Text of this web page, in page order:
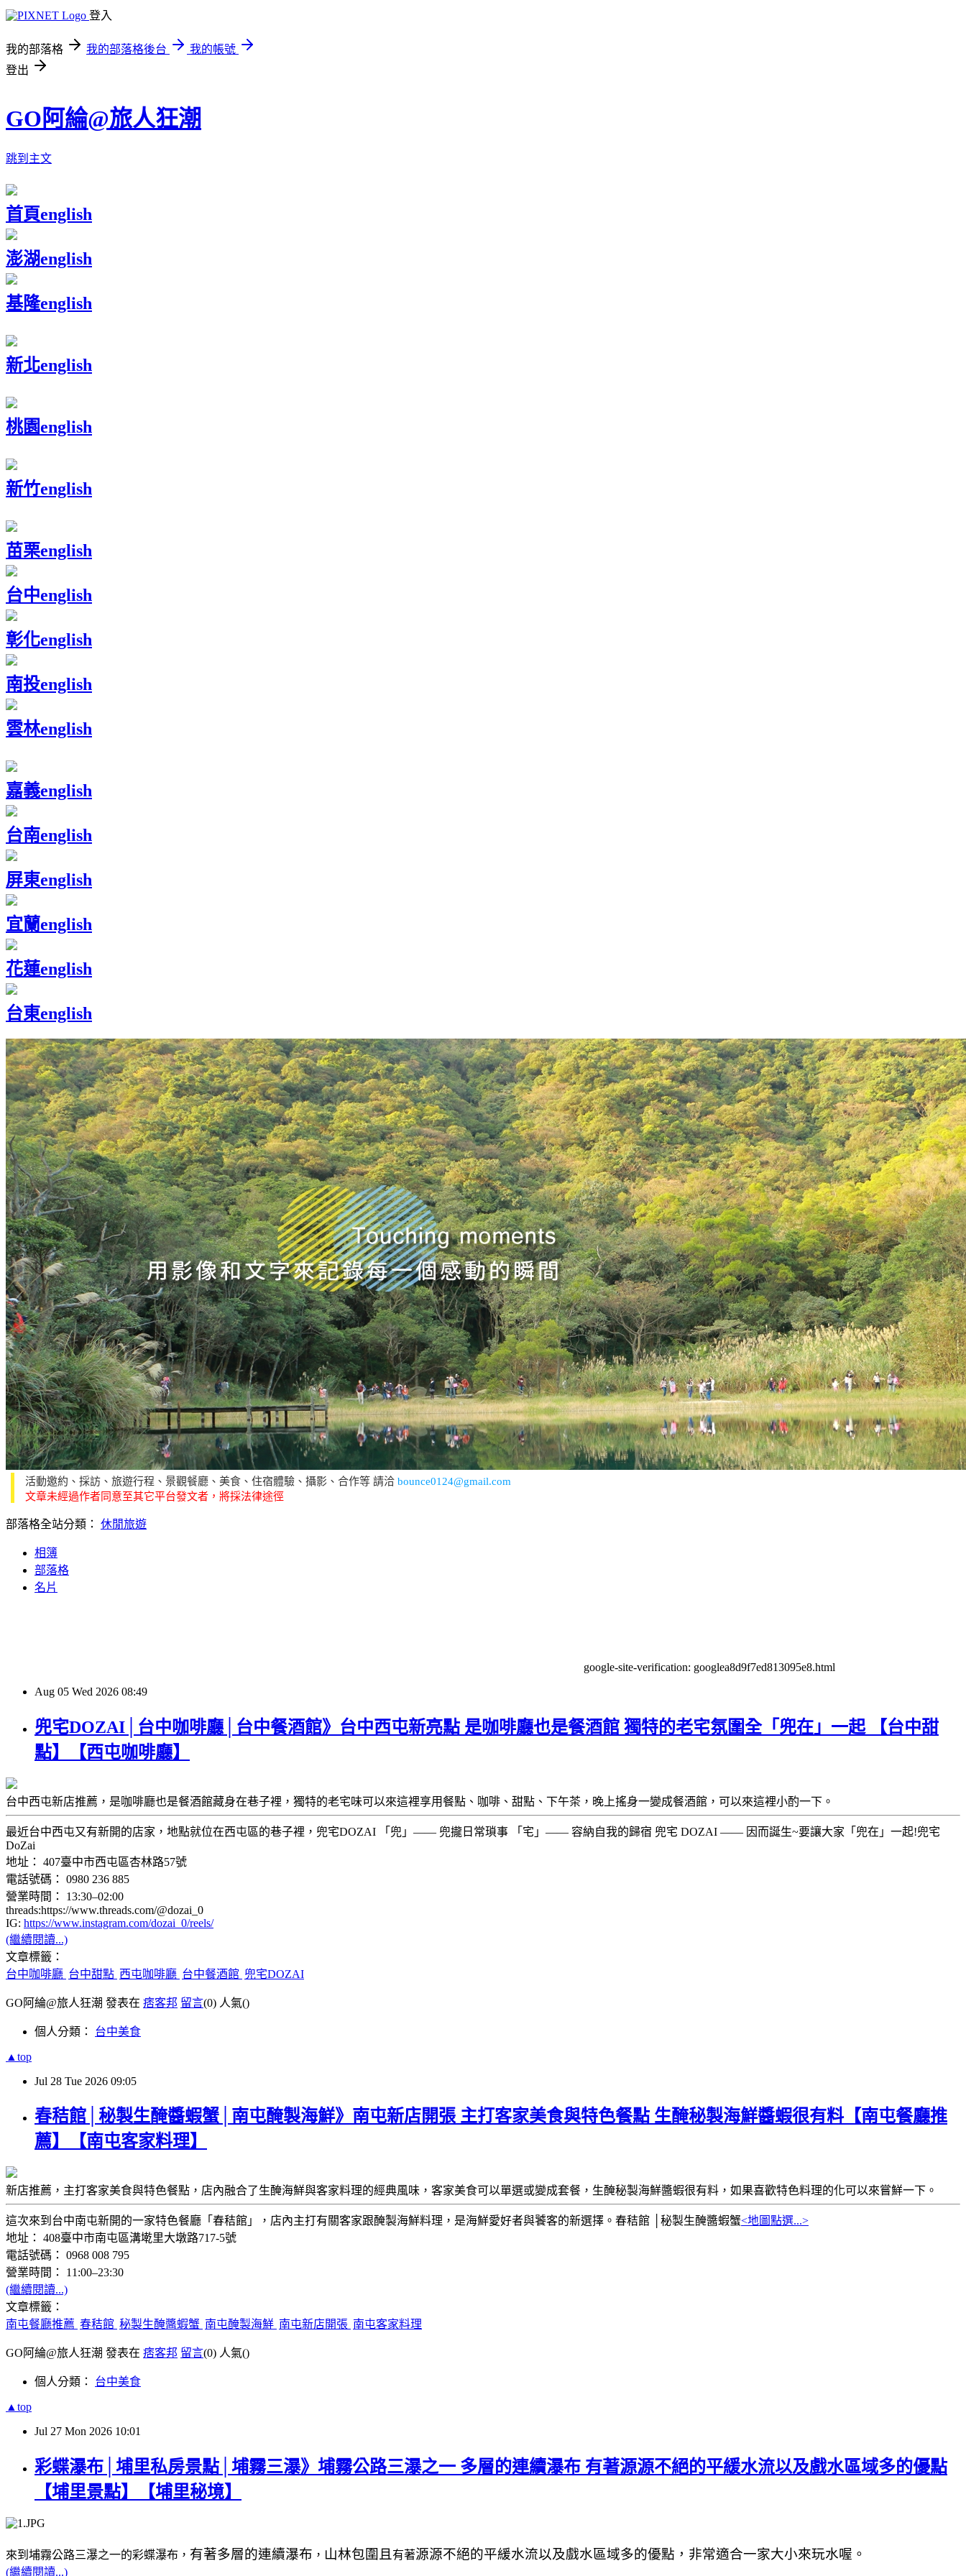
登入
我的部落格 我的部落格後台
我的帳號
登出
GO阿綸@旅人狂潮
跳到主文
首頁english
澎湖english
基隆english
新北english
桃園english
新竹english
苗栗english
台中english
彰化english
南投english
雲林english
嘉義english
台南english
屏東english
宜蘭english
花蓮english
台東english
活動邀約、採訪、旅遊行程、景觀餐廳、美食、住宿體驗、攝影、合作等 請洽 bounce0124@gmail.com
文章未經過作者同意至其它平台發文者，將採法律途徑
部落格全站分類： 休閒旅遊
相簿
部落格
名片
google-site-verification: googlea8d9f7ed813095e8.html
Aug 05 Wed 2026 08:49
兜宅DOZAI│台中咖啡廳│台中餐酒館》台中西屯新亮點 是咖啡廳也是餐酒館 獨特的老宅氛圍全「兜在」一起 【台中甜
點】【西屯咖啡廳】
台中西屯新店推薦，是咖啡廳也是餐酒館藏身在巷子裡，獨特的老宅味可以來這裡享用餐點、咖啡、甜點、下午茶，晚上搖身一變成餐酒館，可以來這裡小酌一下。
最近台中西屯又有新開的店家，地點就位在西屯區的巷子裡，兜宅DOZAI 「兜」—— 兜攏日常瑣事 「宅」—— 容納自我的歸宿 ​​兜宅 DOZAI —— 因而誕生~要讓大家「兜在」一起!兜宅
DoZai
地址： 407臺中市西屯區杏林路57號
電話號碼： 0980 236 885
營業時間： 13:30–02:00
threads:https://www.threads.com/@dozai_0
IG: https://www.instagram.com/dozai_0/reels/
(繼續閱讀...)
文章標籤：
台中咖啡廳 台中甜點 西屯咖啡廳 台中餐酒館 兜宅DOZAI
GO阿綸@旅人狂潮 發表在 痞客邦 留言(0) 人氣()
個人分類： 台中美食
▲top
Jul 28 Tue 2026 09:05
春秸館│秘製生醃醬蝦蟹│南屯醃製海鮮》南屯新店開張 主打客家美食與特色餐點 生醃秘製海鮮醬蝦很有料【南屯餐廳推
薦】【南屯客家料理】
新店推薦，主打客家美食與特色餐點，店內融合了生醃海鮮與客家料理的經典風味，客家美食可以單選或變成套餐，生醃秘製海鮮醬蝦很有料，如果喜歡特色料理的化可以來嘗鮮一下。
這次來到台中南屯新開的一家特色餐廳「春秸館」，店內主打有關客家跟醃製海鮮料理，是海鮮愛好者與饕客的新選擇。春秸館 │秘製生醃醬蝦蟹<地圖點選...>
地址： 408臺中市南屯區溝墘里大墩路717-5號
電話號碼： 0968 008 795
營業時間： 11:00–23:30
(繼續閱讀...)
文章標籤：
南屯餐廳推薦 春秸館 秘製生醃醬蝦蟹 南屯醃製海鮮 南屯新店開張 南屯客家料理
GO阿綸@旅人狂潮 發表在 痞客邦 留言(0) 人氣()
個人分類： 台中美食
▲top
Jul 27 Mon 2026 10:01
彩蝶瀑布│埔里私房景點│埔霧三瀑》埔霧公路三瀑之一 多層的連續瀑布 有著源源不絕的平緩水流以及戲水區域多的優點
【埔里景點】【埔里秘境】
來到埔霧公路三瀑之一的彩蝶瀑布， 有著多層的連續瀑布 ， 山林包圍且 有著源源不絕的平緩水流以及戲水區域多的優點， 非常適合一家大小來玩水喔。
(繼續閱讀...)